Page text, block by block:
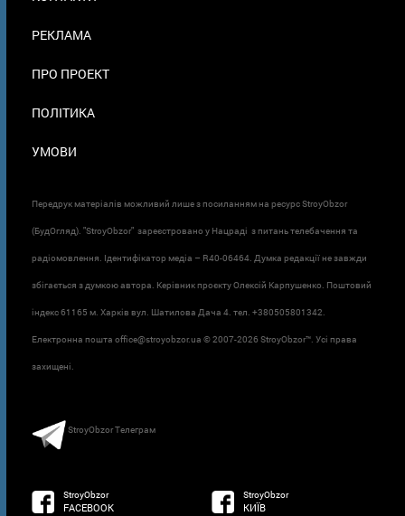
РЕКЛАМА
ПРО ПРОЕКТ
ПОЛІТИКА
УМОВИ
Передрук матеріалів можливий лише з посиланням на ресурс StroyObzor
(БудОгляд). "StroyObzor" зареєстровано у Нацраді з питань телебачення та
радіомовлення. Ідентифікатор медіа – R40-06464. Думка редакції не завжди
збігається з думкою автора. Керівник проєкту Олексій Карпушенко. Поштовий
індекс 61165 м. Харків вул. Шатилова Дача 4. тел. +380505801342.
Електронна пошта office@stroyobzor.ua © 2007-2026 StroyObzor™. Усі права
захищені.
StroyObzor Телеграм
StroyObzor
FACEBOOK
StroyObzor
КИЇВ